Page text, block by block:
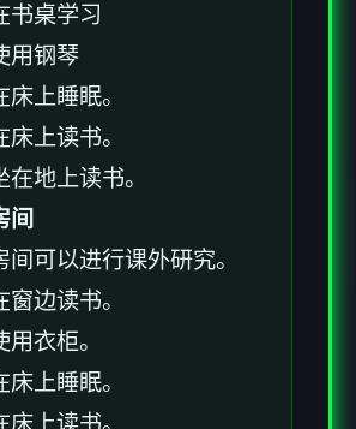
书桌学习
用钢琴
上睡眠。
上读书。
在地上读书。
间
间可以进行课外研究。
边读书。
衣柜。
上睡眠。
上读书。